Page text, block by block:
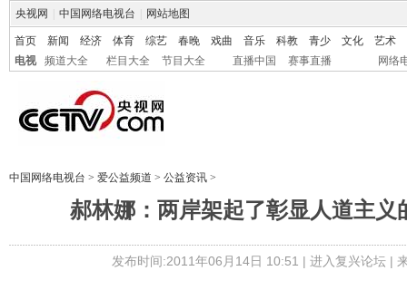
央视网 中国网络电视台 网站地图
首页 新闻 经济 体育 综艺 春晚 戏曲 音乐 科教 青少 文化
艺术
电视
频道大全 栏目大全 节目大全 直播中国 赛事直播 网络
中国网络电视台 > 爱公益频道 > 公益资讯 >
郝林娜：两岸架起了彰显人道主义
发布时间:2011年06月14日 10:51 | 进入复兴论坛|